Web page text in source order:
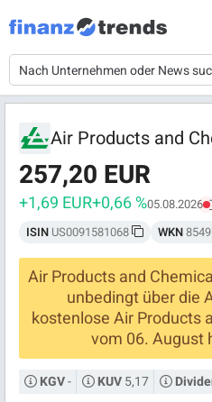
Air Products and
257,20 EUR
+1,69 EUR+0,66 %05.08.2026
ISIN US0091581068 WKN
Air Products and
unbedingt über die
kostenlose Air Products
vom 06. August
KGV- KUV5,17